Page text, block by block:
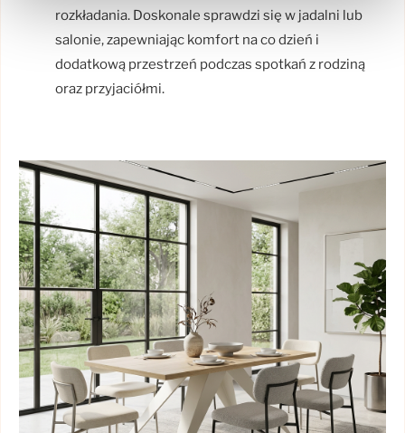
rozkładania. Doskonale sprawdzi się w jadalni lub
salonie, zapewniając komfort na co dzień i
dodatkową przestrzeń podczas spotkań z rodziną
oraz przyjaciółmi.